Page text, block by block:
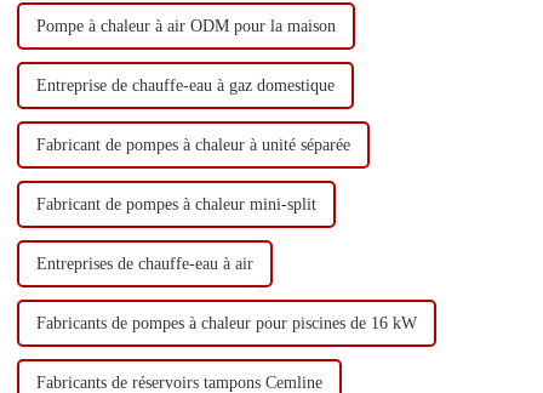
Pompe à chaleur à air ODM pour la maison
Entreprise de chauffe-eau à gaz domestique
Fabricant de pompes à chaleur à unité séparée
Fabricant de pompes à chaleur mini-split
Entreprises de chauffe-eau à air
Fabricants de pompes à chaleur pour piscines de 16 kW
Fabricants de réservoirs tampons Cemline